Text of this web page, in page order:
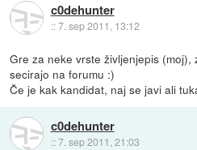
c0dehunter
::7. sep 2011, 13:12
Gre za neke vrste življenjepis
secirajo na forumu :)
Če je kak kandidat, naj se javi ali
c0dehunter
::7. sep 2011, 21:03